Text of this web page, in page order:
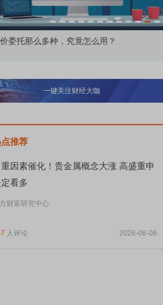
所顶格打新居然只能中碎股
一键关注财经大咖
推荐
因素催化！贵金属概念大涨 高盛重申
看多
财富研究中心
人评论 2026-08-06